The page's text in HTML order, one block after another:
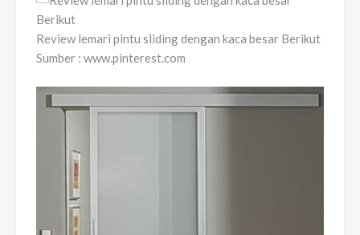
Review lemari pintu sliding dengan kaca besar Berikut
Sumber : www.pinterest.com